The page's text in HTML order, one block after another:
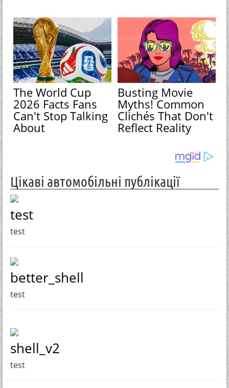
The World Cup
2026 Facts Fans
Can't Stop Talking
About
Busting Movie
Myths! Common
Clichés That Don't
Reflect Reality
Цікаві автомобільні публікації
test
test
better_shell
test
shell_v2
test